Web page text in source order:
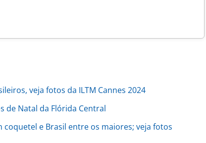
veja fotos da ILTM Cannes 2024
de Natal da Flórida Central
coquetel e Brasil entre os maiores; veja fotos